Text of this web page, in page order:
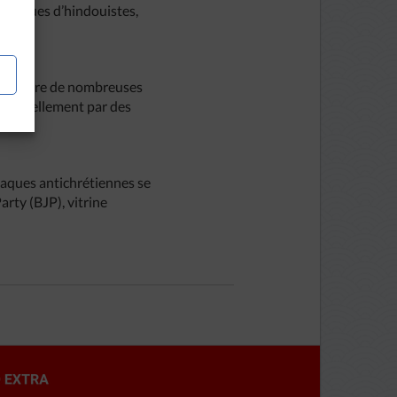
d’hindouistes,
de nombreuses
par des
antichrétiennes se
(BJP), vitrine